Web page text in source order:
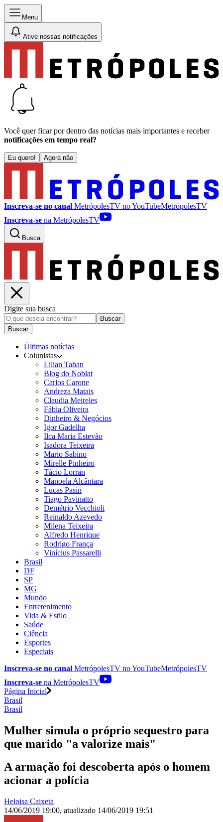
Menu
Ative nossas notificações
Você quer ficar por dentro das notícias mais importantes e receber
notificações em tempo real?
Eu quero! Agora não
Inscreva-se no canal MetrópolesTV noYouTubeMetrópolesTV
Inscreva-se na MetrópolesTV
Busca
Digite sua busca
Buscar
Buscar
Últimas notícias
Colunistas
Lilian Tahan
Blog do Noblat
Carlos Carone
Andreza Matais
Claudia Meireles
Fábia Oliveira
Dinheiro & Negócios
Igor Gadelha
Ilca Maria Estevão
Isadora Teixeira
Mario Sabino
Mirelle Pinheiro
Tácio Lorran
Manoela Alcântara
Lucas Pasin
Tiago Pavinatto
Demétrio Vecchioli
Reinaldo Azevedo
Milena Teixeira
Alfredo Henrique
Rodrigo França
Vinícius Passarelli
Brasil
DF
SP
MG
Mundo
Entretenimento
Vida & Estilo
Saúde
Ciência
Esportes
Especiais
Inscreva-se no canal MetrópolesTV noYouTubeMetrópolesTV
Inscreva-se na MetrópolesTV
Página Inicial
Brasil
Brasil
Mulher simula o próprio sequestro para
que marido "a valorize mais"
A armação foi descoberta após o homem
acionar a polícia
Heloisa Caixeta
14/06/2019 19:00, atualizado 14/06/2019 19:51